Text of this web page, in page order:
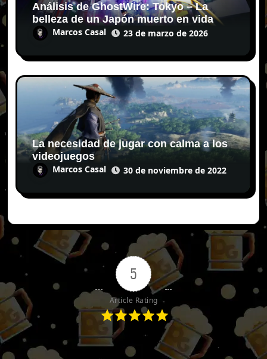
Análisis de GhostWire: Tokyo – La
belleza de un Japón muerto en vida
Marcos Casal 23 de marzo de 2026
La necesidad de jugar con calma a los
videojuegos
Marcos Casal 30 de noviembre de 2022
5
Article Rating